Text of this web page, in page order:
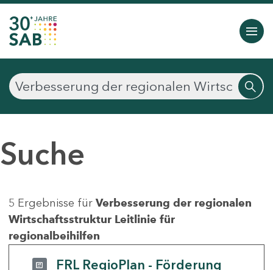
Suche
5 Ergebnisse für Verbesserung der regionalen
Wirtschaftsstruktur Leitlinie für
regionalbeihilfen
FRL RegioPlan - Förderung